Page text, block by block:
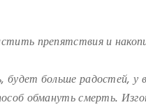
препятствия и
больше радостей, у
обмануть смерть.